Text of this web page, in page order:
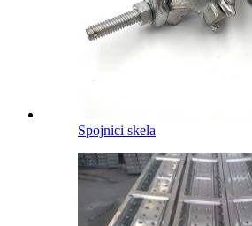
Spojnici skela